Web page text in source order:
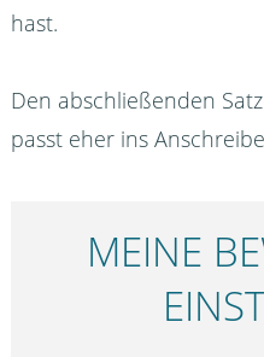
hast.
Den abschließenden
passt eher ins
MEINE